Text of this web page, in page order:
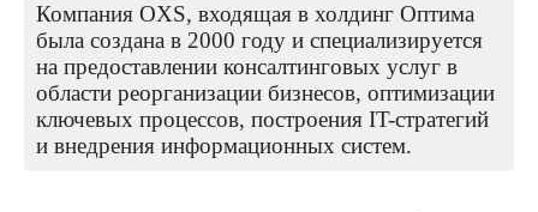
Компания OXS, входящая в холдинг Оптима
была создана в 2000 году и специализируется
на предоставлении консалтинговых услуг в
области реорганизации бизнесов, оптимизации
ключевых процессов, построения IT-стратегий
и внедрения информационных систем.